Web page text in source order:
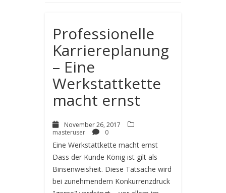
Professionelle
Karriereplanung
– Eine
Werkstattkette
macht ernst
November 26, 2017
masteruser
0
Eine Werkstattkette macht ernst
Dass der Kunde König ist gilt als
Binsenweisheit. Diese Tatsache wird
bei zunehmendem Konkurrenzdruck